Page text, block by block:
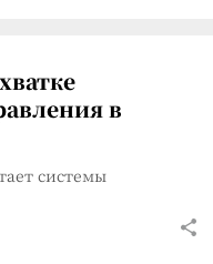
в
системы